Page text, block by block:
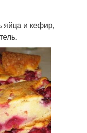
яйца и кефир,